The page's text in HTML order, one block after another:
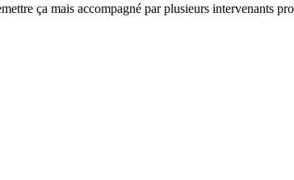
ça mais accompagné par plusieurs intervenants